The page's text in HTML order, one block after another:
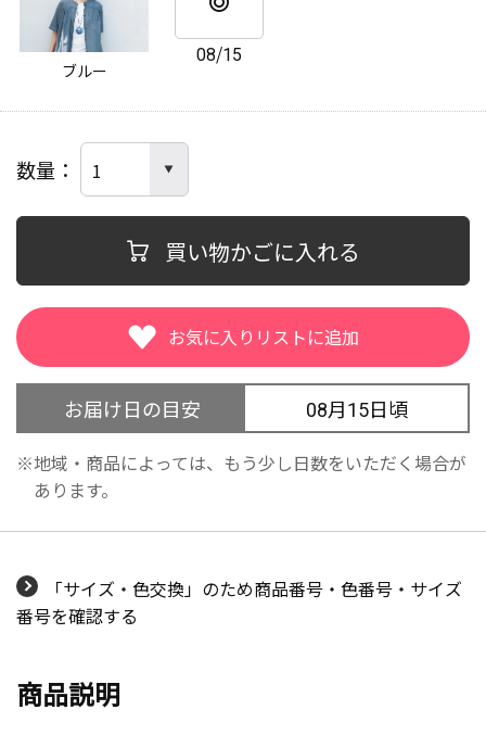
ブルー
08/15
数量
買い物かごに入れる
お届け日の目安 08月15日頃
地域・商品によっては、もう少し日数をいただく場合が
あります。
「サイズ・色交換」のため商品番号・色番号・サイズ
番号を確認する
商品説明